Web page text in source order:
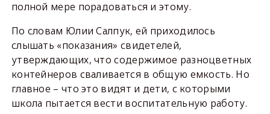
полной мере порадоваться и этому.
По словам Юлии Салпук, ей приходилось
слышать «показания» свидетелей,
утверждающих, что содержимое разноцветных
контейнеров сваливается в общую емкость. Но
главное – что это видят и дети, с которыми
школа пытается вести воспитательную работу.